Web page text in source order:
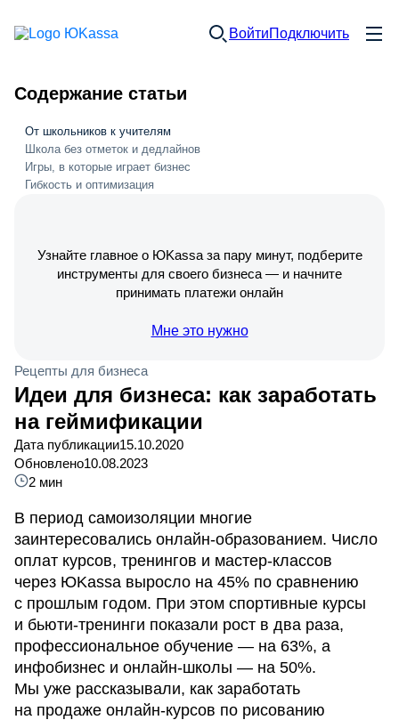
ВойтиПодключить
Содержание статьи
От школьников к учителям
Школа без отметок и дедлайнов
Игры, в которые играет бизнес
Гибкость и оптимизация
Узнайте главное о ЮKassa за пару минут, подберите
инструменты для своего бизнеса — и начните
принимать платежи онлайн
Мне это нужно
Рецепты для бизнеса
Идеи для бизнеса: как заработать
на геймификации
Дата публикации15.10.2020
Обновлено10.08.2023
2 мин
В период самоизоляции многие
заинтересовались онлайн-образованием. Число
оплат курсов, тренингов и мастер-классов
через ЮKassa выросло на 45% по сравнению
с прошлым годом. При этом спортивные курсы
и бьюти-тренинги показали рост в два раза,
профессиональное обучение — на 63%, а
инфобизнес и онлайн-школы — на 50%.
Мы уже рассказывали, как заработать
на продаже онлайн-курсов по рисованию